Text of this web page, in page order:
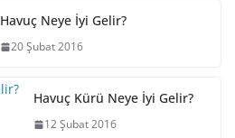
Havuç Neye İyi Gelir?
20 Şubat 2016
Havuç Kürü Neye İyi Gelir?
12 Şubat 2016